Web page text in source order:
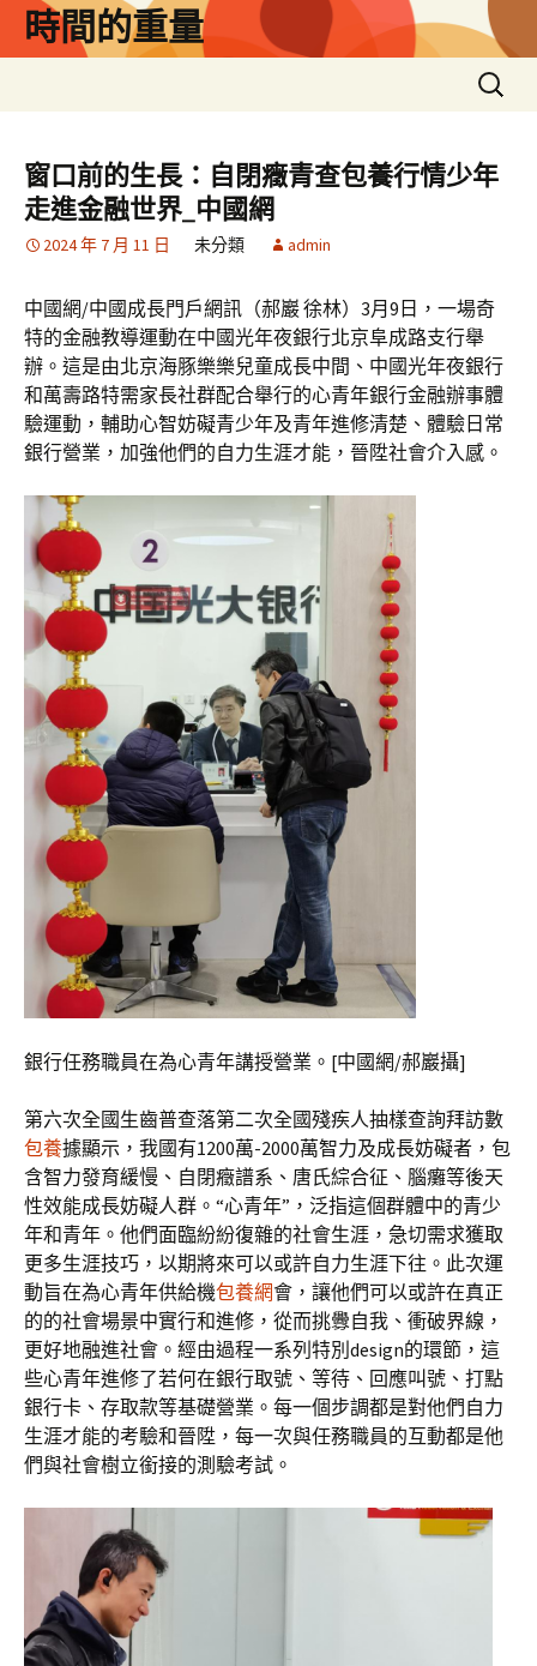
時間的重量
搜
尋
鍵
字:
窗口前的生長：自閉癥青查包養行情少年
走進金融世界_中國網
2024 年 7 月 11 日 未分類 admin
中國網/中國成長門戶網訊（郝巖 徐林）3月9日，一場奇
特的金融教導運動在中國光年夜銀行北京阜成路支行舉
辦。這是由北京海豚樂樂兒童成長中間、中國光年夜銀行
和萬壽路特需家長社群配合舉行的心青年銀行金融辦事體
驗運動，輔助心智妨礙青少年及青年進修清楚、體驗日常
銀行營業，加強他們的自力生涯才能，晉陞社會介入感。
銀行任務職員在為心青年講授營業。[中國網/郝巖攝]
第六次全國生齒普查落第二次全國殘疾人抽樣查詢拜訪數
包養據顯示，我國有1200萬-2000萬智力及成長妨礙者，包
含智力發育緩慢、自閉癥譜系、唐氏綜合征、腦癱等後天
性效能成長妨礙人群。“心青年”，泛指這個群體中的青少
年和青年。他們面臨紛紛復雜的社會生涯，急切需求獲取
更多生涯技巧，以期將來可以或許自力生涯下往。此次運
動旨在為心青年供給機包養網會，讓他們可以或許在真正
的的社會場景中實行和進修，從而挑釁自我、衝破界線，
更好地融進社會。經由過程一系列特別design的環節，這
些心青年進修了若何在銀行取號、等待、回應叫號、打點
銀行卡、存取款等基礎營業。每一個步調都是對他們自力
生涯才能的考驗和晉陞，每一次與任務職員的互動都是他
們與社會樹立銜接的測驗考試。